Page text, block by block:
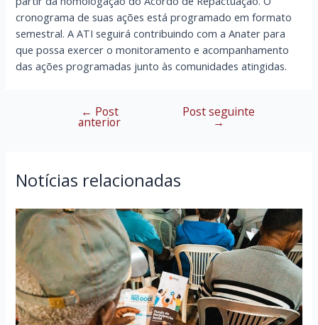
cronograma de suas ações está programado em formato
semestral. A ATI seguirá contribuindo com a Anater para
que possa exercer o monitoramento e acompanhamento
das ações programadas junto às comunidades atingidas.
Navegação
← Post
anterior
Post seguinte
→
Notícias relacionadas